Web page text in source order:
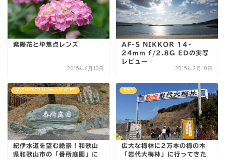
紫陽花と単焦点レンズ
2015年6月10日
AF-S NIKKOR 14-
24mm f/2.8G EDの実写
レビュー
2015年2月10日
AF-S NIKKOR 14-24mm f/2.8G ED
紀伊水道を望む絶景！和歌山
県和歌山市の「番所庭園」に
D810
広大な梅林に2万本の梅の木
「岩代大梅林」に行ってきた